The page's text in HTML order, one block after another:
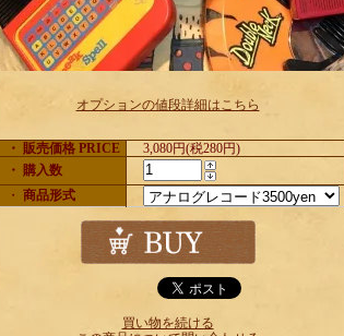
オプションの値段詳細はこちら
・ 販売価格 PRICE
3,080円(税280円)
・ 購入数
・ 商品形式
買い物を続ける